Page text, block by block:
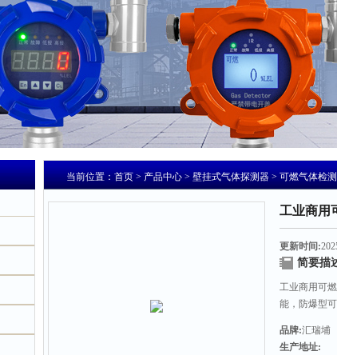
当前位置：首页>产品中心>壁挂式气体探测器>可燃气体检
工业商用
更新时间:
简要描
工业商用可
能，防爆型
报警控制器
品牌:汇瑞埔
生产地址: